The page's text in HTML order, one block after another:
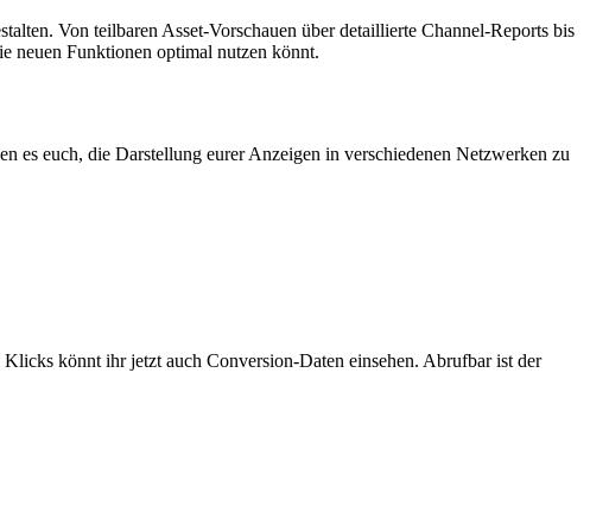
Von teilbaren Asset-Vorschauen über detaillierte Channel-Reports bis
neuen Funktionen optimal nutzen könnt.
es euch, die Darstellung eurer Anzeigen in verschiedenen Netzwerken zu
könnt ihr jetzt auch Conversion-Daten einsehen. Abrufbar ist der